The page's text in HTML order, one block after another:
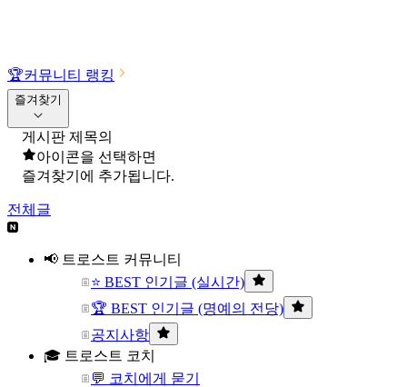
🏆커뮤니티 랭킹
즐겨찾기
게시판 제목의
아이콘을 선택하면
즐겨찾기에 추가됩니다.
전체글
📢 트로스트 커뮤니티
⭐ BEST 인기글 (실시간)
🏆 BEST 인기글 (명예의 전당)
공지사항
🎓 트로스트 코치
💬 코치에게 묻기